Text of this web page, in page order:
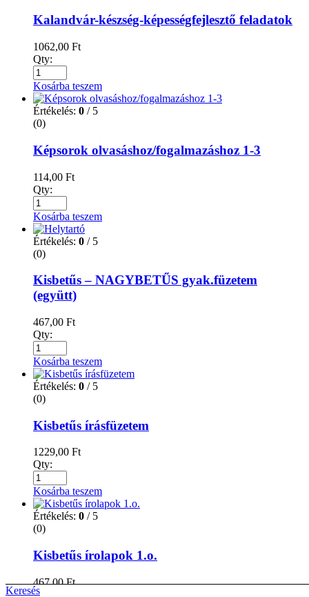
Kalandvár-készség-képességfejlesztő feladatok
1062,00 Ft
Qty:
Kosárba teszem
Értékelés: 0 / 5
(0)
Képsorok olvasáshoz/fogalmazáshoz 1-3
114,00 Ft
Qty:
Kosárba teszem
Értékelés: 0 / 5
(0)
Kisbetűs – NAGYBETŰS gyak.füzetem
(együtt)
467,00 Ft
Qty:
Kosárba teszem
Értékelés: 0 / 5
(0)
Kisbetűs írásfüzetem
1229,00 Ft
Qty:
Kosárba teszem
Értékelés: 0 / 5
(0)
Kisbetűs írolapok 1.o.
467,00Ft
Qty:
Keresés